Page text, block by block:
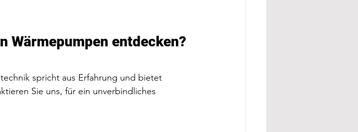
Wärmepumpen entdecken?
spricht aus Erfahrung und bietet
Sie uns, für ein unverbindliches